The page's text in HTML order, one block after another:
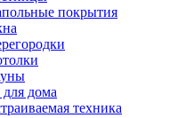
покрытия
дома
техника